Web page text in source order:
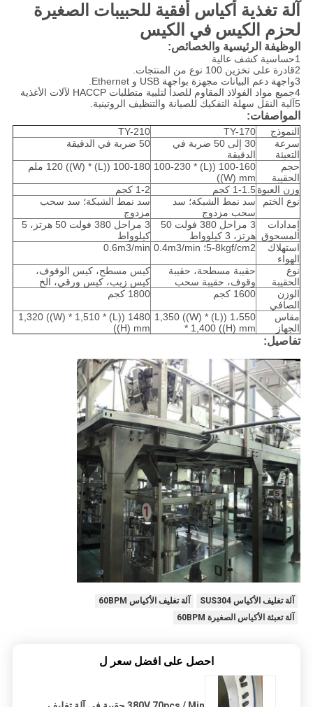
آلة تغذية أكياس أفقية للحبيبات الصغيرة
لحزم الكيس في الكيس
الوظيفة الرئيسية والخصائص:
1حساسية كشف عالية
2قادرة على تخزين 100 نوع من المنتجات.
3واجهة دعم البيانات مجهزة بواجهة USB و Ethernet.
4جميع مواد الفولاذ المقاوم للصدأ لتلبية متطلبات HACCP لآلات الأغذية
5آلية النقل سهلة التفكيك للصيانة والتنظيف الروتينية.
المواصفات:
النموذج TY-170
TY-210
سرعة
التعبئة
30 إلى 50 ضربة في
الدقيقة
50 ضربة في الدقيقة
حجم
الحقيبة
100-160 ((L) * 100-230
((W) mm
100-180 ((L) * 120 ((W) ملم
وزن العبوة 1-1.5 كجم
1-2 كجم
نوع الختم
سد نمط الشبكة؛ سد
سحب مزدوج
سد نمط الشبكة؛ سد سحب
مزدوج
إمدادات
المسحوق
3 مراحل 380 فولت 50
هرتز، 3 كيلوواط
3 مراحل 380 فولت 50 هرتز، 5
كيلوواط
استهلاك
الهواء
5-8kgf/cm2؛ 0.4m3/min 0.6m3/min
نوع
الحقيبة
حقيبة مسطحة، حقيبة
وقوف، حقيبة سحب
كيس مسطح، كيس الوقوف،
كيس زيب، كيس ورقي، الخ
الوزن
الصافي
1600 كجم 1800 كجم
مقاس
الجهاز
1،550 ((L) * 1,350 ((W)
* 1,400 ((H) mm
1480 ((L) * 1,320 ((W) * 1,510
((H) mm
تفاصيل:
آلة تغليف الأكياس SUS304
آلة تغليف الأكياس 60BPM
آلة تعبئة الأكياس الصغيرة 60BPM
احصل على افضل سعر ل